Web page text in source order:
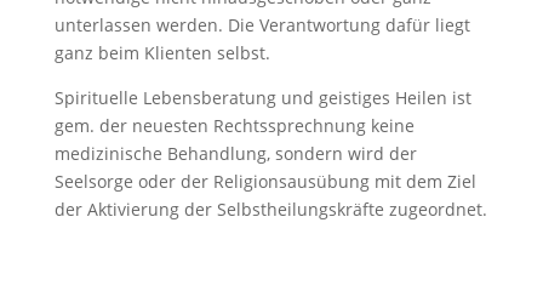
unterlassen werden. Die Verantwortung dafür liegt
ganz beim Klienten selbst.
Spirituelle Lebensberatung und geistiges Heilen ist
gem. der neuesten Rechtssprechnung keine
medizinische Behandlung, sondern wird der
Seelsorge oder der Religionsausübung mit dem Ziel
der Aktivierung der Selbstheilungskräfte zugeordnet.